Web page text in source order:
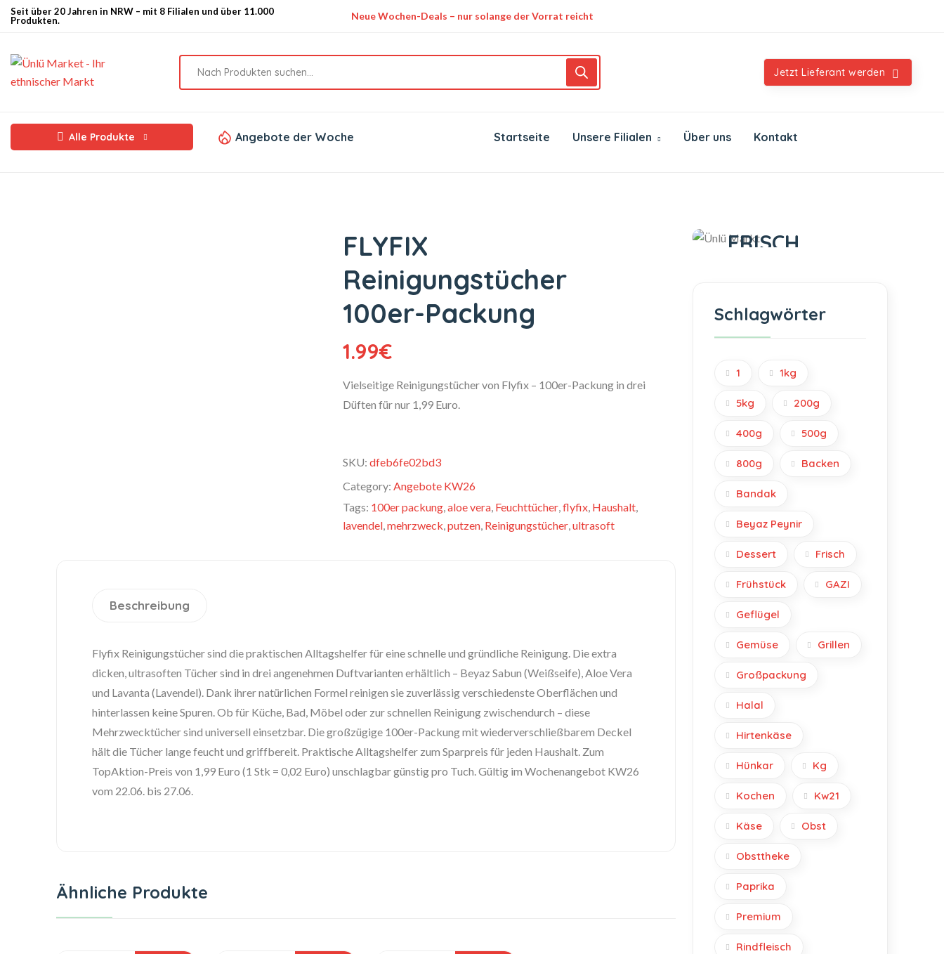
Seit über 20 Jahren in NRW – mit 8 Filialen und über 11.000
Produkten.
Neue Wochen-Deals – nur solange der Vorrat reicht
Jetzt Lieferant werden
Alle Produkte Angebote der Woche Startseite Unsere Filialen Über uns Kontakt
FLYFIX
Reinigungstücher
100er-Packung
1.99€
Vielseitige Reinigungstücher von Flyfix – 100er-Packung in drei
Düften für nur 1,99 Euro.
SKU: dfeb6fe02bd3
Category: Angebote KW26
Tags: 100er packung,aloe vera, Feuchttücher,flyfix, Haushalt,
lavendel,mehrzweck,putzen, Reinigungstücher,ultrasoft
Beschreibung
Flyfix Reinigungstücher sind die praktischen Alltagshelfer für eine schnelle und gründliche Reinigung. Die extra
dicken, ultrasoften Tücher sind in drei angenehmen Duftvarianten erhältlich – Beyaz Sabun (Weißseife), Aloe Vera
und Lavanta (Lavendel). Dank ihrer natürlichen Formel reinigen sie zuverlässig verschiedenste Oberflächen und
hinterlassen keine Spuren. Ob für Küche, Bad, Möbel oder zur schnellen Reinigung zwischendurch – diese
Mehrzwecktücher sind universell einsetzbar. Die großzügige 100er-Packung mit wiederverschließbarem Deckel
hält die Tücher lange feucht und griffbereit. Praktische Alltagshelfer zum Sparpreis für jeden Haushalt. Zum
TopAktion-Preis von 1,99 Euro (1 Stk = 0,02 Euro) unschlagbar günstig pro Tuch. Gültig im Wochenangebot KW26
vom 22.06. bis 27.06.
Ähnliche Produkte
FRISCH
Schlagwörter
1 1kg
5kg 200g
400g 500g
800g Backen
Bandak
Beyaz Peynir
Dessert Frisch
Frühstück GAZI
Geflügel
Gemüse Grillen
Großpackung
Halal
Hirtenkäse
Hünkar Kg
Kochen Kw21
Käse Obst
Obsttheke
Paprika
Premium
Rindfleisch